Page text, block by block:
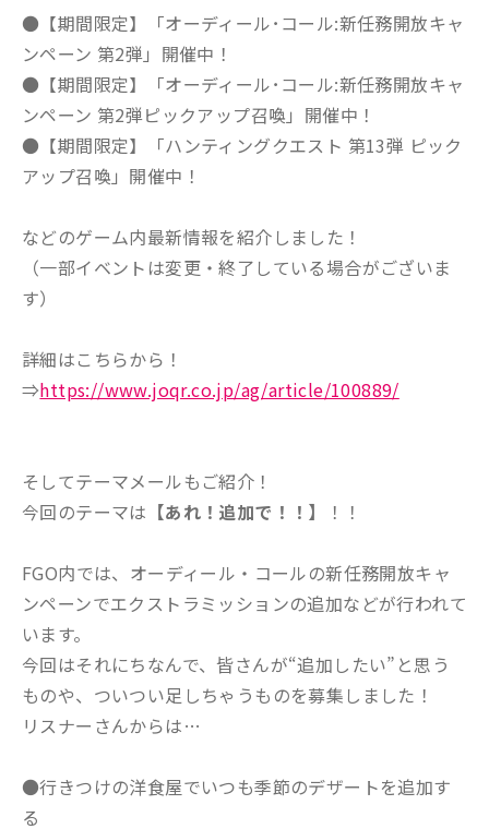
●【期間限定】「オーディール･コール:新任務開放キャ
ンペーン 第2弾」開催中！
●【期間限定】「オーディール･コール:新任務開放キャ
ンペーン 第2弾ピックアップ召喚」開催中！
●【期間限定】「ハンティングクエスト 第13弾 ピック
アップ召喚」開催中！
などのゲーム内最新情報を紹介しました！
（一部イベントは変更・終了している場合がございま
す）
詳細はこちらから！
⇒https://www.joqr.co.jp/ag/article/100889/
そしてテーマメールもご紹介！
今回のテーマは 【あれ！追加で！！】 ！！
FGO内では、オーディール・コールの新任務開放キャ
ンペーンでエクストラミッションの追加などが行われて
います。
今回はそれにちなんで、皆さんが“追加したい”と思う
ものや、ついつい足しちゃうものを募集しました！
リスナーさんからは…
●行きつけの洋食屋でいつも季節のデザートを追加す
る